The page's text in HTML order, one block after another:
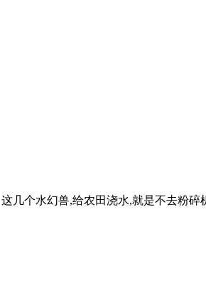
几个水幻兽,给农田浇水,就是不去粉碎